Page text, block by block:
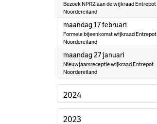
Bezoek NPRZ aan de wijkraad Entrepot
Noordereiland
maandag 17 februari
Formele bijeenkomst wijkraad Entrepot
Noordereiland
maandag 27 januari
Nieuwjaarsreceptie wijkraad Entrepot
Noordereiland
2024
2023